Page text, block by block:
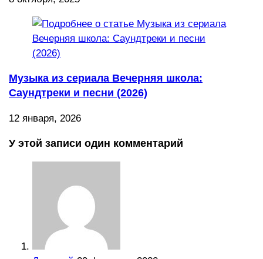
Музыка из сериала Вечерняя школа:
Саундтреки и песни (2026)
12 января, 2026
У этой записи один комментарий